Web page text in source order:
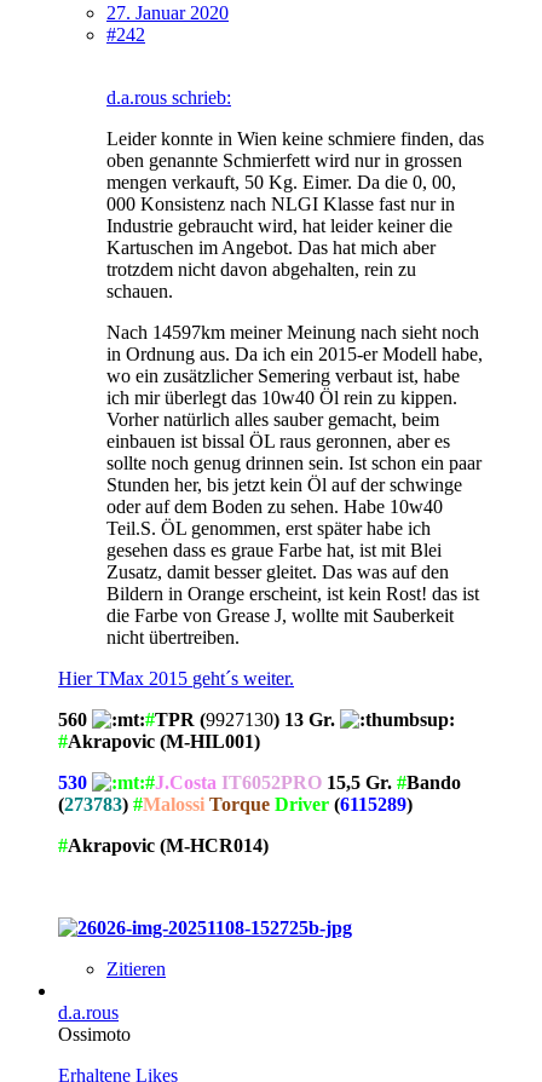
27. Januar 2020
#242
d.a.rous schrieb:
Leider konnte in Wien keine schmiere finden, das
oben genannte Schmierfett wird nur in grossen
mengen verkauft, 50 Kg. Eimer. Da die 0, 00,
000 Konsistenz nach NLGI Klasse fast nur in
Industrie gebraucht wird, hat leider keiner die
Kartuschen im Angebot. Das hat mich aber
trotzdem nicht davon abgehalten, rein zu
schauen.
Nach 14597km meiner Meinung nach sieht noch
in Ordnung aus. Da ich ein 2015-er Modell habe,
wo ein zusätzlicher Semering verbaut ist, habe
ich mir überlegt das 10w40 Öl rein zu kippen.
Vorher natürlich alles sauber gemacht, beim
einbauen ist bissal ÖL raus geronnen, aber es
sollte noch genug drinnen sein. Ist schon ein paar
Stunden her, bis jetzt kein Öl auf der schwinge
oder auf dem Boden zu sehen. Habe 10w40
Teil.S. ÖL genommen, erst später habe ich
gesehen dass es graue Farbe hat, ist mit Blei
Zusatz, damit besser gleitet. Das was auf den
Bildern in Orange erscheint, ist kein Rost! das ist
die Farbe von Grease J, wollte mit Sauberkeit
nicht übertreiben.
HierTMax 2015 geht´s weiter.
560
#TPR (9927130) 13 Gr.
#Akrapovic (M-HIL001)
530
#J.Costa IT6052PRO 15,5 Gr. #Bando
(273783) #Malossi Torque Driver (6115289)
#Akrapovic (M-HCR014)
Zitieren
d.a.rous
Ossimoto
Erhaltene Likes